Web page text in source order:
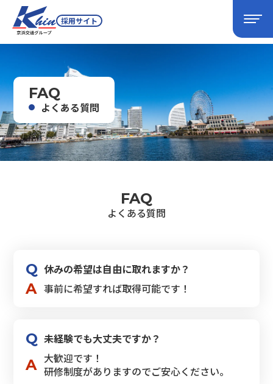
採用サイト
FAQ
よくある質問
FAQ
よくある質問
休みの希望は自由に取れますか？
事前に希望すれば取得可能です！
未経験でも大丈夫ですか？
大歓迎です！
研修制度がありますのでご安心ください。